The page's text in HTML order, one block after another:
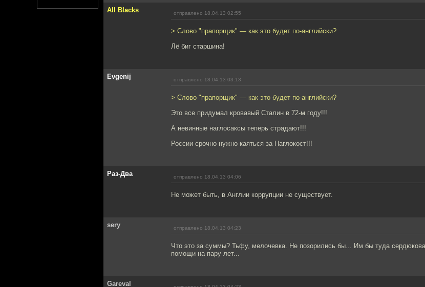
All Blacks отправлено 18.04.13 02:55
> Слово "прапорщик" — как это будет по-английски?
Лё биг старшина!
Evgenij отправлено 18.04.13 03:13
> Слово "прапорщик" — как это будет по-английски?
Это все придумал кровавый Сталин в 72-м году!!!
А невинные наглосаксы теперь страдают!!!
России срочно нужно каяться за Наглокост!!!
Раз-Два отправлено 18.04.13 04:06
Не может быть, в Англии коррупции не существует.
sery отправлено 18.04.13 04:23
Что это за суммы? Тьфу, мелочевка. Не позорились бы... Им бы туда сердюкова
помощи на пару лет...
Gareval